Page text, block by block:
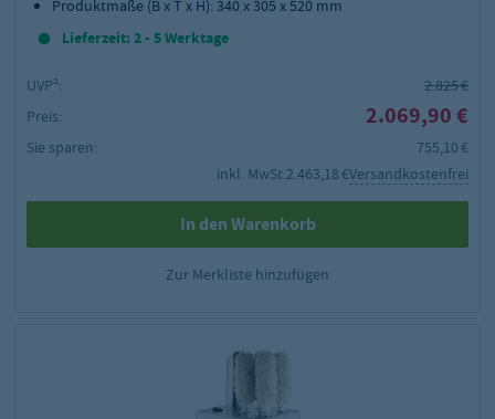
Produktmaße (B x T x H): 340 x 305 x 520 mm
Lieferzeit: 2 - 5 Werktage
UVP²:
2.825 €
Preis:
2.069,90 €
Sie sparen:
755,10 €
inkl. MwSt.2.463,18 €Versandkostenfrei
In den Warenkorb
Zur Merkliste hinzufügen